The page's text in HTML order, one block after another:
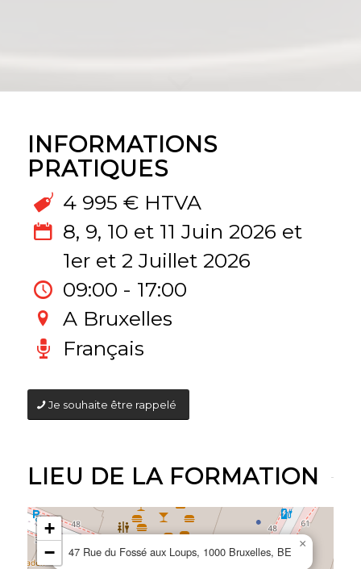
INFORMATIONS
PRATIQUES
4 995 € HTVA
8, 9, 10 et 11 Juin 2026 et
1er et 2 Juillet 2026
09:00 - 17:00
A Bruxelles
Français
Je souhaite être rappelé
LIEU DE LA FORMATION
47 Rue du Fossé aux Loups, 1000 Bruxelles, BE
×
+
−